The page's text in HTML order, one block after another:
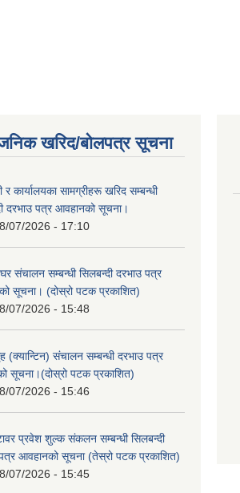
खरिद/बोलपत्र सूचना
र कार्यालयका सामग्रीहरू खरिद सम्बन्धी
दरभाउ पत्र आवहानको सूचना।
07/2026 - 17:10
संचालन सम्बन्धी सिलबन्दी दरभाउ पत्र
सूचना। (दोस्रो पटक प्रकाशित)
07/2026 - 15:48
(क्यान्टिन) संचालन सम्बन्धी दरभाउ पत्र
सूचना।(दोस्रो पटक प्रकाशित)
07/2026 - 15:46
प्रवेश शुल्क संकलन सम्बन्धी सिलबन्दी
आवहानको सूचना (तेस्रो पटक प्रकाशित)
07/2026 - 15:45